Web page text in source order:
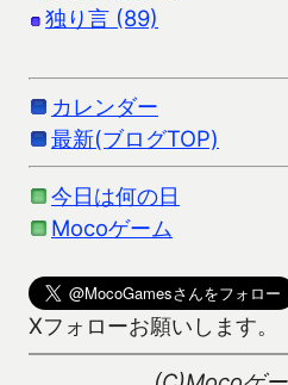
独り言 (89)
カレンダー
最新(ブログTOP)
今日は何の日
Mocoゲーム
Xフォローお願いします。